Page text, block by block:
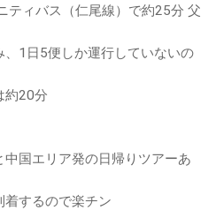
ティバス（仁尾線）で約25分 父
、1日5便しか運行していないの
約20分
国エリア発の日帰りツアーあ
着するので楽チン